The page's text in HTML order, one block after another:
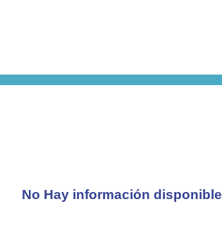
No Hay información disponible